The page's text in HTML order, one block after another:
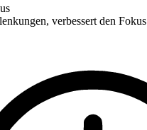
verbessert den Fokus